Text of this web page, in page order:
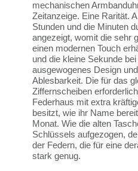
mechanischen
Zeitanzeige. Eine Rarität.
Stunden und die Minuten
angezeigt, womit die sehr
einen modernen Touch
und die kleine Sekunde
ausgewogenes Design
Ablesbarkeit. Die für das
Ziffernscheiben
Federhaus mit extra
besitzt, wie ihr Name
Monat. Wie die alten
Schlüssels aufgezogen,
der Federn, die für eine
stark genug.